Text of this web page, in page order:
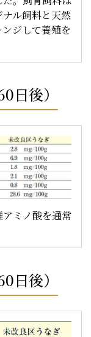
ル飼料と天然
ジして養殖を
日後）
ミノ酸を通常
日後）